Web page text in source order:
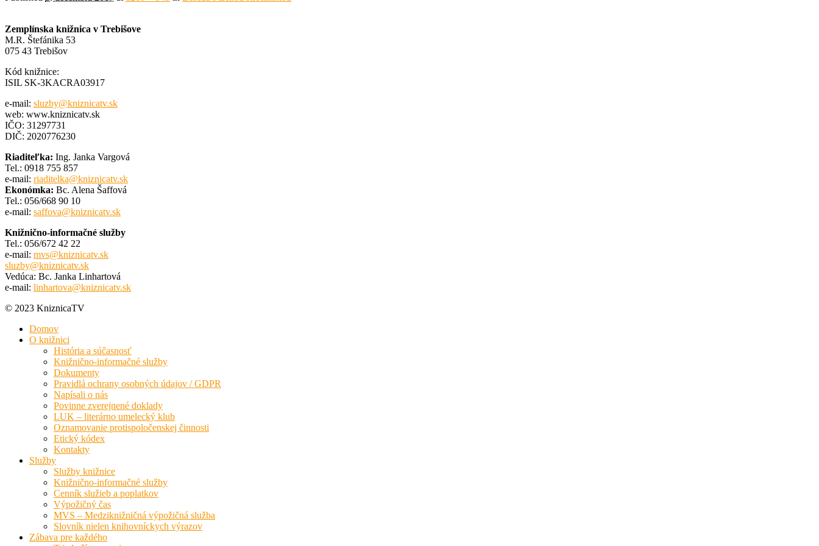
Zemplínska knižnica v Trebišove
M.R. Štefánika 53
075 43 Trebišov
Kód knižnice:
ISIL SK-3KACRA03917
e-mail: sluzby@kniznicatv.sk
web: www.kniznicatv.sk
IČO: 31297731
DIČ: 2020776230
Riaditeľka: Ing. Janka Vargová
Tel.: 0918 755 857
e-mail: riaditelka@kniznicatv.sk
Ekonómka: Bc. Alena Šaffová
Tel.: 056/668 90 10
e-mail: saffova@kniznicatv.sk
Knižnično-informačné služby
Tel.: 056/672 42 22
e-mail: mvs@kniznicatv.sk
sluzby@kniznicatv.sk
Vedúca: Bc. Janka Linhartová
e-mail: linhartova@kniznicatv.sk
© 2023 KniznicaTV
Domov
O knižnici
História a súčasnosť
Knižnično-informačné služby
Dokumenty
Pravidlá ochrany osobných údajov / GDPR
Napísali o nás
Povinne zverejnené doklady
LUK – literárno umelecký klub
Oznamovanie protispoločenskej činnosti
Etický kódex
Kontakty
Služby
Služby knižnice
Knižnično-informačné služby
Cenník služieb a poplatkov
Výpožičný čas
MVS – Medziknižničná výpožičná služba
Slovník nielen knihovníckych výrazov
Zábava pre každého